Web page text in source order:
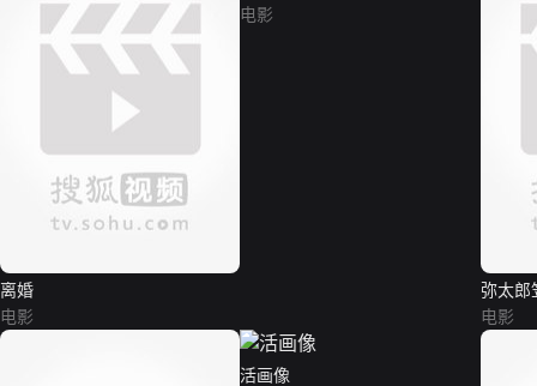
离婚
电影
电影
弥太郎
电影
活画像